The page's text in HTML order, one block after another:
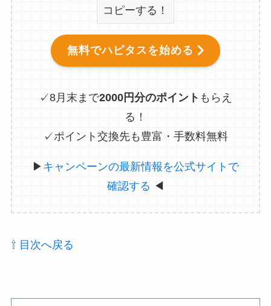
コピーする！
無料でハピタスを始める
✓8月末まで2000円分のポイント もらえ
る！
✓ポイント交換先も豊富・手数料無料
▶ キャンペーンの最新情報を公式サイトで
確認する ◀
⇧ 目次へ戻る